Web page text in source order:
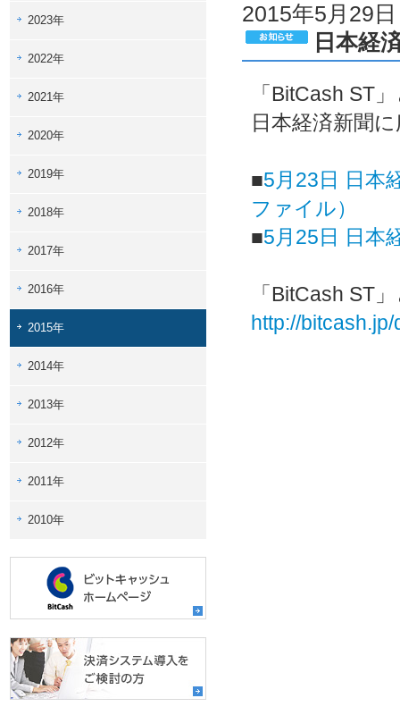
2023年
2022年
2021年
2020年
2019年
2018年
2017年
2016年
2015年
2014年
2013年
2012年
2011年
2010年
2015年5月29日
日本経
「BitCash ST
日本経済新聞
■5月23日 日本
ファイル）
■5月25日 日本
「BitCash ST
http://